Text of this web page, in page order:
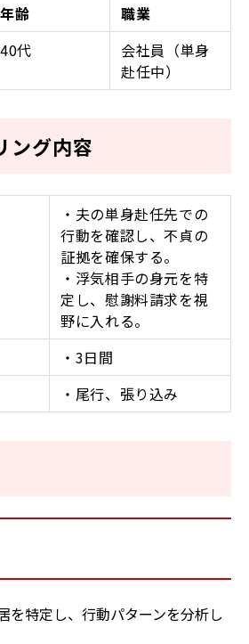
年齢
職業
40代
会社員（単身
赴任中）
ング内容
・夫の単身赴任先での
行動を確認し、不貞の
証拠を確保する。
・浮気相手の身元を特
定し、慰謝料請求を視
野に入れる。
・3日間
・尾行、張り込み
を特定し、行動パターンを分析し